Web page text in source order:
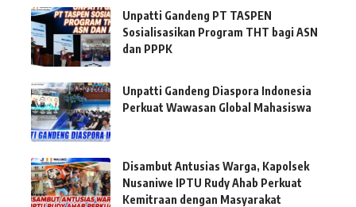
Unpatti Gandeng PT TASPEN
Sosialisasikan Program THT bagi ASN
dan PPPK
Unpatti Gandeng Diaspora Indonesia
Perkuat Wawasan Global Mahasiswa
Disambut Antusias Warga, Kapolsek
Nusaniwe IPTU Rudy Ahab Perkuat
Kemitraan dengan Masyarakat